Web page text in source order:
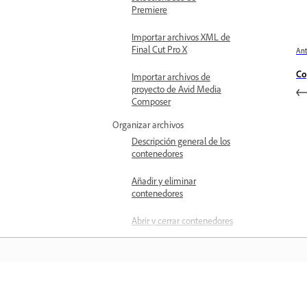
Premiere
Importar archivos XML de
Final Cut Pro X
Importar archivos de
proyecto de Avid Media
Composer
Organizar archivos
Descripción general de los
contenedores
Añadir y eliminar
contenedores
Abrir y cerrar contenedores